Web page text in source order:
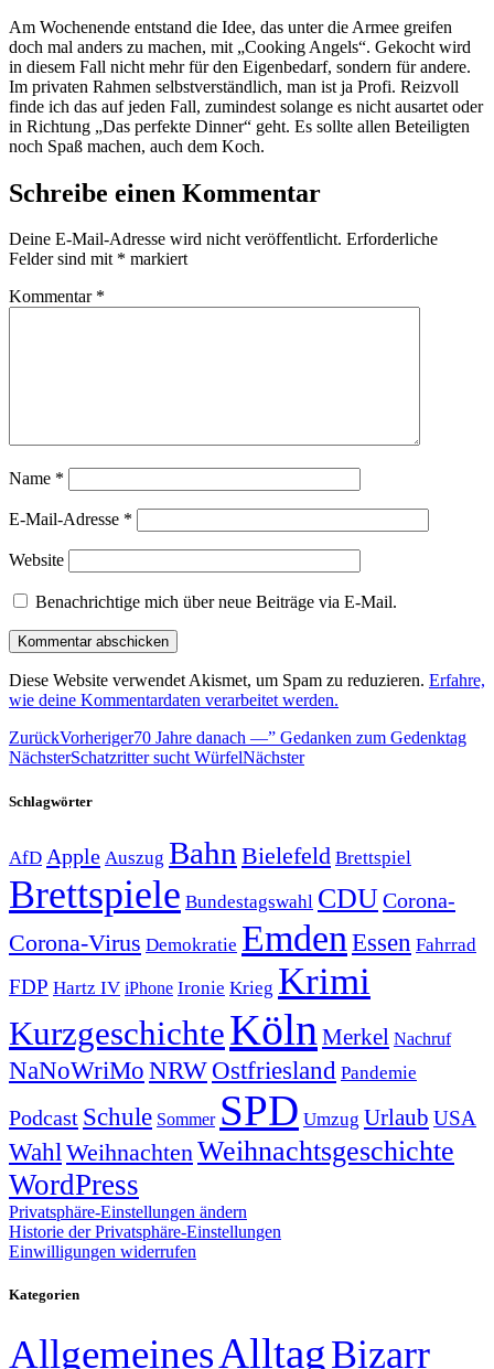
Am Wochenende entstand die Idee, das unter die Armee greifen
doch mal anders zu machen, mit „Cooking Angels“. Gekocht wird
in diesem Fall nicht mehr für den Eigenbedarf, sondern für andere.
Im privaten Rahmen selbstverständlich, man ist ja Profi. Reizvoll
finde ich das auf jeden Fall, zumindest solange es nicht ausartet oder
in Richtung „Das perfekte Dinner“ geht. Es sollte allen Beteiligten
noch Spaß machen, auch dem Koch.
Schreibe einen Kommentar
Deine E-Mail-Adresse wird nicht veröffentlicht. Erforderliche
Felder sind mit * markiert
Kommentar *
Name *
E-Mail-Adresse *
Website
Benachrichtige mich über neue Beiträge via E-Mail.
Diese Website verwendet Akismet, um Spam zu reduzieren. Erfahre,
wie deine Kommentardaten verarbeitet werden.
ZurückVorheriger70 Jahre danach —” Gedanken zum Gedenktag
NächsterSchatzritter sucht WürfelNächster
Schlagwörter
AfD Apple Auszug Bahn Bielefeld Brettspiel
Brettspiele Bundestagswahl CDUCorona-
Corona-Virus Demokratie Emden Essen Fahrrad
FDP Hartz IV iPhone Ironie Krieg Krimi
KurzgeschichteKöln Merkel Nachruf
NaNoWriMo NRWOstfriesland Pandemie
Podcast Schule Sommer SPD Umzug Urlaub USA
Wahl Weihnachten Weihnachtsgeschichte
WordPress
Privatsphäre-Einstellungen ändern
Historie der Privatsphäre-Einstellungen
Einwilligungen widerrufen
Kategorien
AllgemeinesAlltagBizarr